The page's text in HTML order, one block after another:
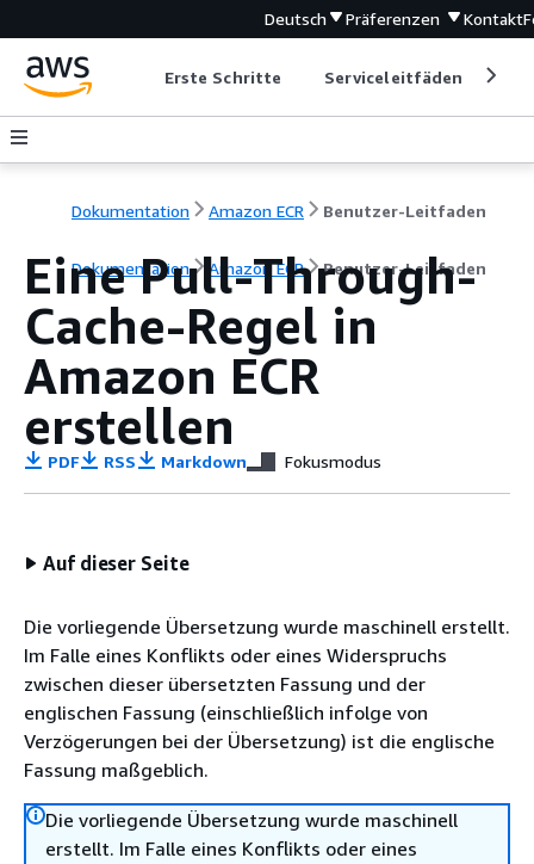
Deutsch Präferenzen Kontakt
Erste Schritte Serviceleitfäden
Dokumentation Amazon ECR Benutzer-Leitfaden
Dokumentation Amazon ECR Benutzer-Leitfaden
Eine Pull-Through-
Cache-Regel in
Amazon ECR
erstellen
PDF RSS Markdown Fokusmodus
Auf dieser Seite
Die vorliegende Übersetzung wurde maschinell erstellt.
Im Falle eines Konflikts oder eines Widerspruchs
zwischen dieser übersetzten Fassung und der
englischen Fassung (einschließlich infolge von
Verzögerungen bei der Übersetzung) ist die englische
Fassung maßgeblich.
Die vorliegende Übersetzung wurde maschinell
erstellt. Im Falle eines Konflikts oder eines